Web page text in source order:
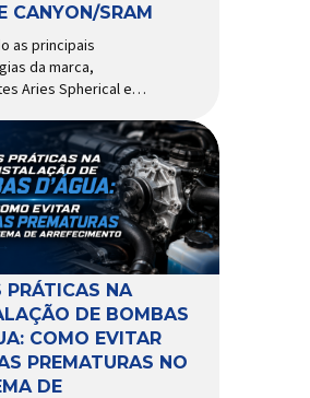
CANYON/SRAM
as principais
da marca,
Aries Spherical e
a pintura oficial
por equipes do World
de algumas
equipes de
do mundo, a Giro é
marcas de capacetes
para ciclismo
no Brasil.
e distribuída […]
PRÁTICAS NA
DE BOMBAS
COMO EVITAR
PREMATURAS NO
DE